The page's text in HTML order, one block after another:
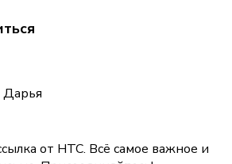
Дарья
от НТС. Всё самое важное и